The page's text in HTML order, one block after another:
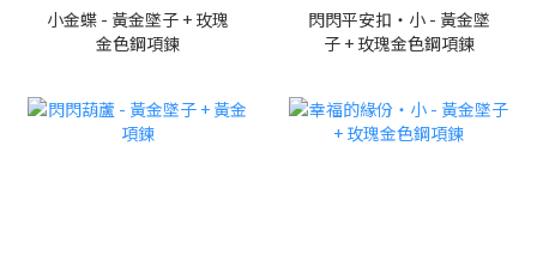
小金蝶 - 黃金墜子 + 玫瑰
金色鋼項鍊
閃閃平安扣・小 - 黃金墜
子 + 玫瑰金色鋼項鍊